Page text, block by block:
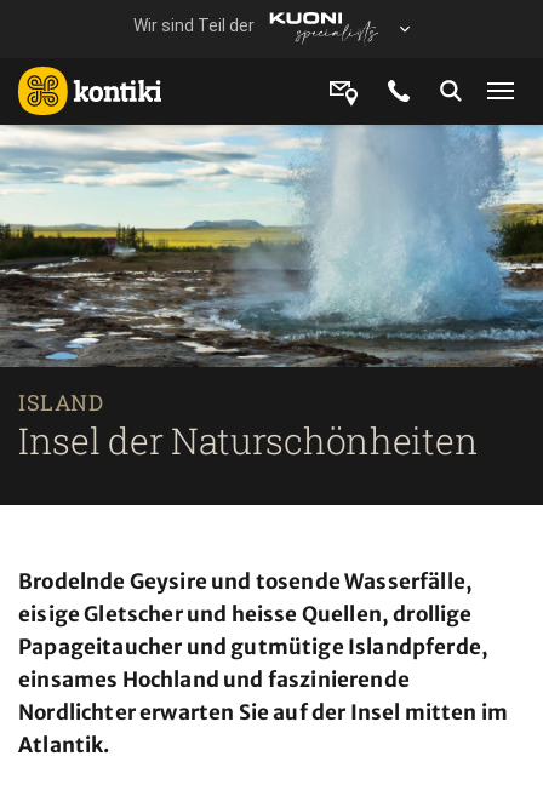
ISLAND
Insel der Naturschönheiten
Brodelnde Geysire und tosende Wasserfälle,
eisige Gletscher und heisse Quellen, drollige
Papageitaucher und gutmütige Islandpferde,
einsames Hochland und faszinierende
Nordlichter erwarten Sie auf der Insel mitten im
Atlantik.